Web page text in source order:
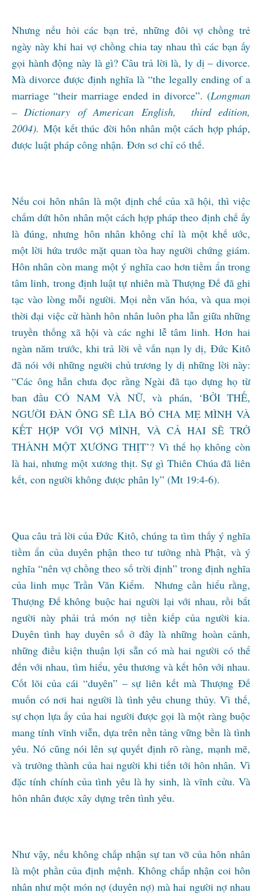
Nhưng nếu hỏi các bạn trẻ, những đôi vợ chồng trẻ
ngày này khi hai vợ chồng chia tay nhau thì các bạn ấy
gọi hành động này là gì? Câu trả lời là, ly dị – divorce.
Mà divorce được định nghĩa là “the legally ending of a
marriage “their marriage ended in divorce”. (Longman
– Dictionary of American English, third edition,
2004). Một kết thúc đời hôn nhân một cách hợp pháp,
được luật pháp công nhận. Đơn sơ chỉ có thế.
Nếu coi hôn nhân là một định chế của xã hội, thì việc
chấm dứt hôn nhân một cách hợp pháp theo định chế ấy
là đúng, nhưng hôn nhân không chỉ là một khế ước,
một lời hứa trước mặt quan tòa hay người chứng giám.
Hôn nhân còn mang một ý nghĩa cao hơn tiềm ẩn trong
tâm linh, trong định luật tự nhiên mà Thượng Đế đã ghi
tạc vào lòng mỗi người. Mọi nền văn hóa, và qua mọi
thời đại việc cử hành hôn nhân luôn pha lẫn giữa những
truyền thống xã hội và các nghi lễ tâm linh. Hơn hai
ngàn năm trước, khi trả lời về vấn nạn ly dị, Đức Kitô
đã nói với những người chủ trương ly dị những lời này:
“Các ông hẳn chưa đọc rằng Ngài đã tạo dựng họ từ
ban đầu CÓ NAM VÀ NỮ, và phán, ‘BỞI THẾ,
NGƯỜI ĐÀN ÔNG SẼ LÌA BỎ CHA MẸ MÌNH VÀ
KẾT HỢP VỚI VỢ MÌNH, VÀ CẢ HAI SẼ TRỞ
THÀNH MỘT XƯƠNG THỊT’? Vì thế họ không còn
là hai, nhưng một xương thịt. Sự gì Thiên Chúa đã liên
kết, con người không được phân ly” (Mt 19:4-6).
Qua câu trả lời của Đức Kitô, chúng ta tìm thấy ý nghĩa
tiềm ẩn của duyên phận theo tư tưởng nhà Phật, và ý
nghĩa “nên vợ chồng theo số trời định” trong định nghĩa
của linh mục Trần Văn Kiểm. Nhưng cần hiểu rằng,
Thượng Đế không buộc hai người lại với nhau, rồi bắt
người này phải trả món nợ tiền kiếp của người kia.
Duyên tình hay duyên số ở đây là những hoàn cảnh,
những điều kiện thuận lợi sẵn có mà hai người có thể
đến với nhau, tìm hiểu, yêu thương và kết hôn với nhau.
Cốt lõi của cái “duyên” – sự liên kết mà Thượng Đế
muốn có nơi hai người là tình yêu chung thủy. Vì thế,
sự chọn lựa ấy của hai người được gọi là một ràng buộc
mang tính vĩnh viễn, dựa trên nền tảng vững bền là tình
yêu. Nó cũng nói lên sự quyết định rõ ràng, mạnh mẽ,
và trưởng thành của hai người khi tiến tới hôn nhân. Vì
đặc tính chính của tình yêu là hy sinh, là vĩnh cửu. Và
hôn nhân được xây dựng trên tình yêu.
Như vậy, nếu không chấp nhận sự tan vỡ của hôn nhân
là một phần của định mệnh. Không chấp nhận coi hôn
nhân như một món nợ (duyên nợ) mà hai người nợ nhau